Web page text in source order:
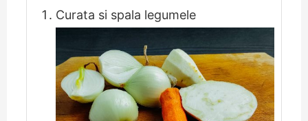
Curata si spala legumele